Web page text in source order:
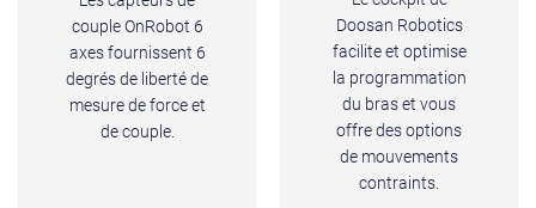
couple OnRobot 6
axes fournissent 6
degrés de liberté de
mesure de force et
de couple.
Doosan Robotics
facilite et optimise
la programmation
du bras et vous
offre des options
de mouvements
contraints.